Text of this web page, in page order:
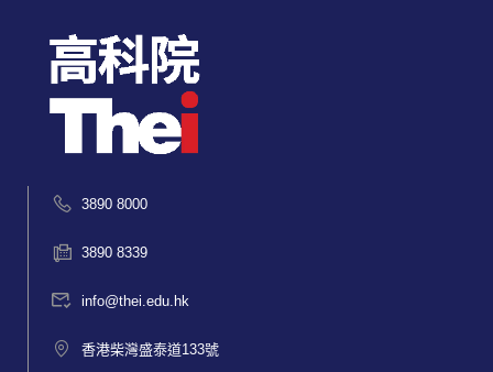
3890 8000
3890 8339
info@thei.edu.hk
香港柴灣盛泰道133號